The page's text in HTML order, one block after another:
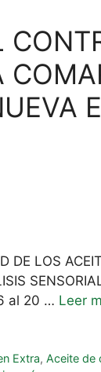
DE LOS
al 20 … Leer
Extra,Aceite de